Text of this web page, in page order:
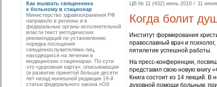
Как вызвать священника
к больному в стационар
Министерство здравоохранения РФ
направило в регионы и в
федеральные органы исполнительной
власти текст методических
рекомендаций по установлению
порядка посещения
священнослужителями лиц,
находящихся на лечении в
медицинских стационарах. По сути
это «дорожная карта», описывающая
(в развитие принятой больше десяти
лет назад нынешней редакции 19-й
статьи федерального закона «Об
ЦВ № 11 (432) июнь 2010 / 11 июня
Когда болит
Институт формирования
православный врач и
пятилетие успешной работы.
На пресс-конференции,
представил свою новую книгу
Книга состоит из 14 лекций.
духовной помощи больным,